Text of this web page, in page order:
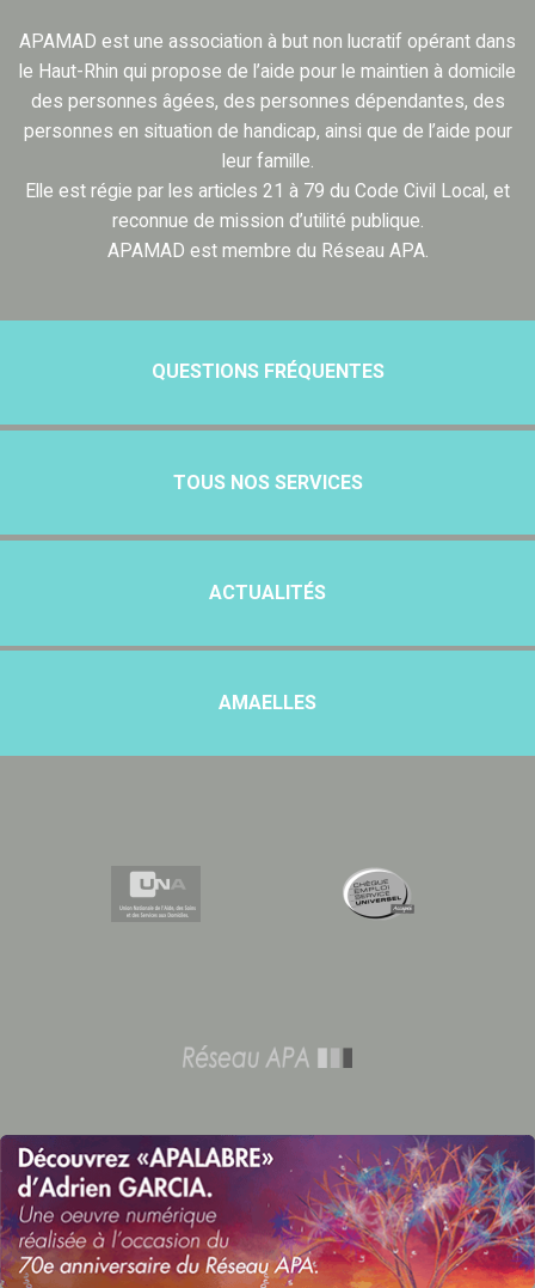
APAMAD est une association à but non lucratif opérant dans
le Haut-Rhin qui propose de l’aide pour le maintien à domicile
des personnes âgées, des personnes dépendantes, des
personnes en situation de handicap, ainsi que de l’aide pour
leur famille.
Elle est régie par les articles 21 à 79 du Code Civil Local, et
reconnue de mission d’utilité publique.
APAMAD est membre du Réseau APA.
QUESTIONS FRÉQUENTES
TOUS NOS SERVICES
ACTUALITÉS
AMAELLES